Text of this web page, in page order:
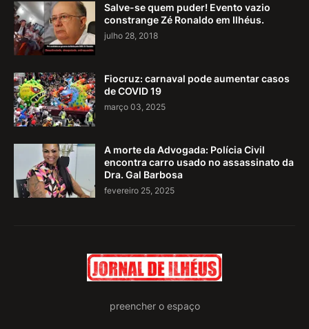
Salve-se quem puder! Evento vazio
constrange Zé Ronaldo em Ilhéus.
julho 28, 2018
Fiocruz: carnaval pode aumentar casos
de COVID 19
março 03, 2025
A morte da Advogada: Polícia Civil
encontra carro usado no assassinato da
Dra. Gal Barbosa
fevereiro 25, 2025
preencher o espaço